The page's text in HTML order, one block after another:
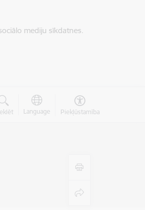
mediju sīkdatnes.
Language Piekļūstamība